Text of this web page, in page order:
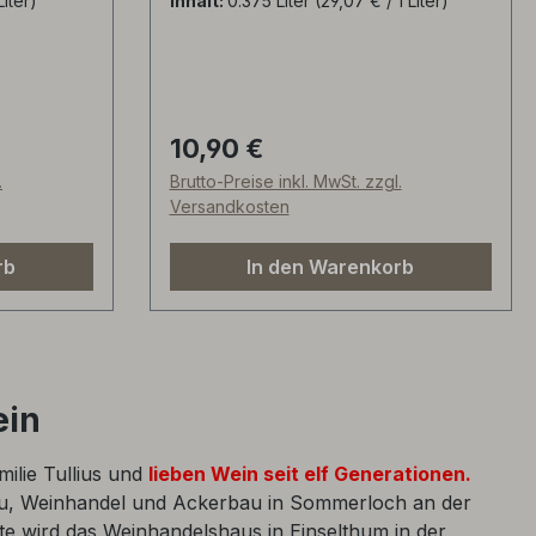
gutes
mit
und San
Bad-Mondorf (früher Kastell).
Regulärer Preis:
10,90 €
Brutto-Preise inkl. MwSt. zzgl.
Versandkosten
In den Warenkorb
Tullius und lieben Wein seit elf Generationen.
Weinhandel und Ackerbau in Sommerloch an der
wird das Weinhandelshaus in Einselthum in der